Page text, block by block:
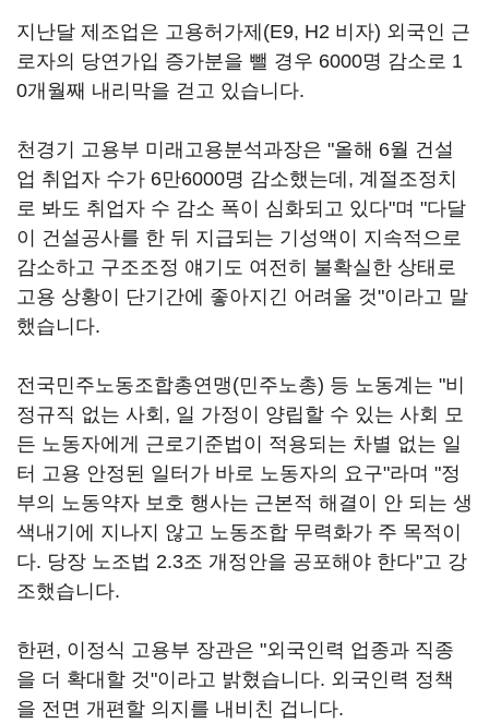
지난달 제조업은 고용허가제(E9, H2 비자) 외국인 근
로자의 당연가입 증가분을 뺄 경우 6000명 감소로 1
0개월째 내리막을 걷고 있습니다.
천경기 고용부 미래고용분석과장은 "올해 6월 건설
업 취업자 수가 6만6000명 감소했는데, 계절조정치
로 봐도 취업자 수 감소 폭이 심화되고 있다"며 "다달
이 건설공사를 한 뒤 지급되는 기성액이 지속적으로
감소하고 구조조정 얘기도 여전히 불확실한 상태로
고용 상황이 단기간에 좋아지긴 어려울 것"이라고 말
했습니다.
전국민주노동조합총연맹(민주노총) 등 노동계는 "비
정규직 없는 사회, 일 가정이 양립할 수 있는 사회 모
든 노동자에게 근로기준법이 적용되는 차별 없는 일
터 고용 안정된 일터가 바로 노동자의 요구"라며 "정
부의 노동약자 보호 행사는 근본적 해결이 안 되는 생
색내기에 지나지 않고 노동조합 무력화가 주 목적이
다. 당장 노조법 2.3조 개정안을 공포해야 한다"고 강
조했습니다.
한편, 이정식 고용부 장관은 "외국인력 업종과 직종
을 더 확대할 것"이라고 밝혔습니다. 외국인력 정책
을 전면 개편할 의지를 내비친 겁니다.